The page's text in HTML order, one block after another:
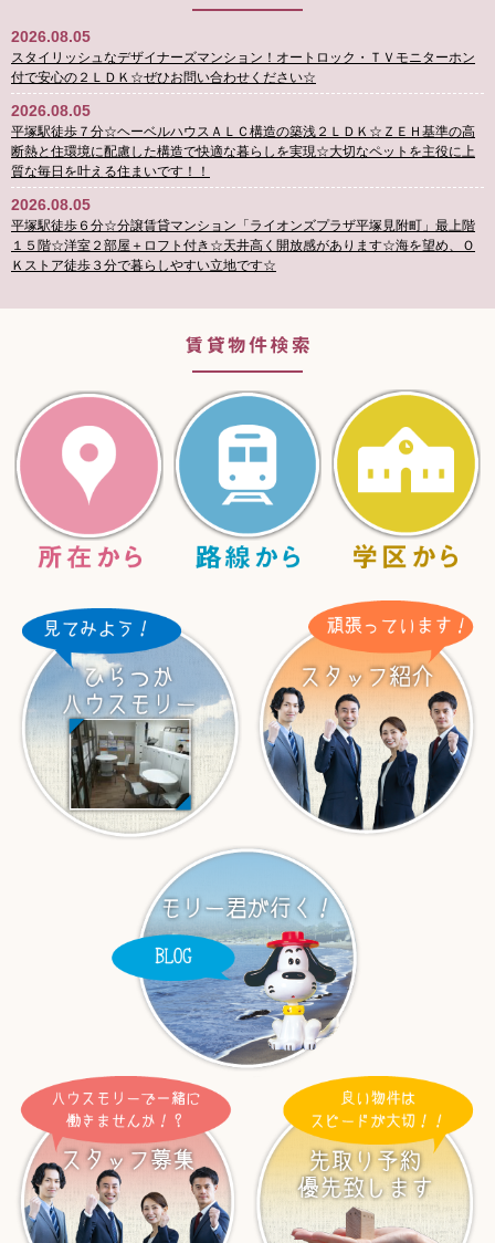
2026.08.05
スタイリッシュなデザイナーズマンション！オートロック・ＴＶモニターホン
付で安心の２ＬＤＫ☆ぜひお問い合わせください☆
2026.08.05
平塚駅徒歩７分☆ヘーベルハウスＡＬＣ構造の築浅２ＬＤＫ☆ＺＥＨ基準の高
断熱と住環境に配慮した構造で快適な暮らしを実現☆大切なペットを主役に上
質な毎日を叶える住まいです！！
2026.08.05
平塚駅徒歩６分☆分譲賃貸マンション「ライオンズプラザ平塚見附町」最上階
１５階☆洋室２部屋＋ロフト付き☆天井高く開放感があります☆海を望め、Ｏ
Ｋストア徒歩３分で暮らしやすい立地です☆